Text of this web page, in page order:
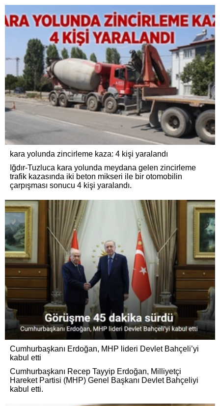
kara yolunda zincirleme kaza: 4 kişi yaralandı
Iğdır-Tuzluca kara yolunda meydana gelen zincirleme
trafik kazasında iki beton mikseri ile bir otomobilin
çarpışması sonucu 4 kişi yaralandı.
Cumhurbaşkanı Erdoğan, MHP lideri Devlet Bahçeli’yi
kabul etti
Cumhurbaşkanı Recep Tayyip Erdoğan, Milliyetçi
Hareket Partisi (MHP) Genel Başkanı Devlet Bahçeliyi
kabul etti.